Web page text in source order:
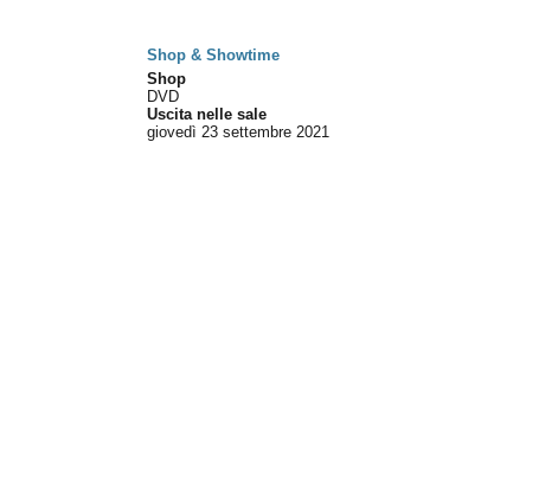
Shop & Showtime
Shop
DVD
Uscita nelle sale
giovedì 23 settembre 2021